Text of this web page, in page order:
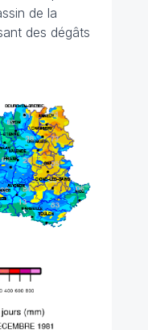
de la
des dégâts